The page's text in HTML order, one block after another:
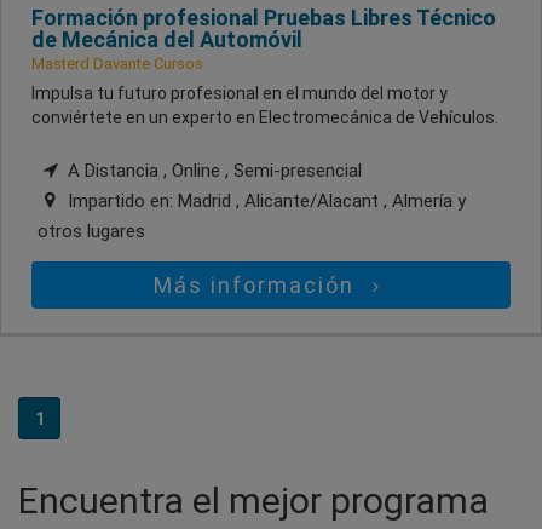
Formación profesional Pruebas Libres Técnico
de Mecánica del Automóvil
Masterd Davante Cursos
Impulsa tu futuro profesional en el mundo del motor y
conviértete en un experto en Electromecánica de Vehículos.
A Distancia , Online , Semi-presencial
Impartido en: Madrid , Alicante/Alacant , Almería y
otros lugares
Más información
1
Encuentra el mejor programa